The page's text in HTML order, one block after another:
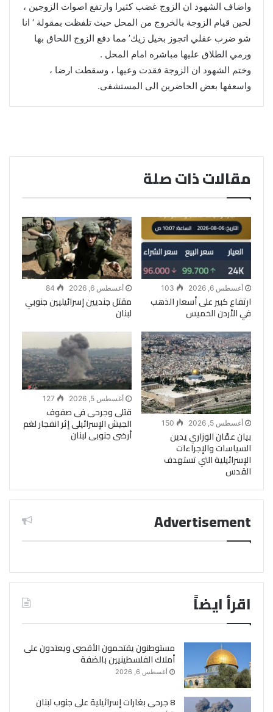
واضاف الشهود ان الزوج غضب كثيرا وارتفع اصوات الزوجين ،
لحين قيام الزوجة بالخروج من المحل حيث تلفظت بمقولة ‘ انا
شو ضرب عقلي اتجوز بخيل زيك’ مما دفع الزوج اللحاق بها
ورمي الطلاق عليها مباشره امام المحل .
وختم الشهود ان الزوجة فقدت وعيها ، وسقطت ارضا ،
واسعفها بعض الحاضرين الى المستشفى.
مقالات ذات صلة
أغسطس 6, 2026 103
ارتفاع كبير على أسعار الذهب
في الأردن الخميس
أغسطس 6, 2026 84
مقتل جنديين إسرائيليين جنوبي
لبنان
أغسطس 5, 2026 150
بيان عمّان الوزاري يدين
السياسات والإجراءات
الإسرائيلية التي تستهدف
القدس
أغسطس 5, 2026 127
قتلى وجرحى فى صفوف
الجيش الإسرائيلى إثر انفجار لغم
أرضى جنوبى لبنان
Advertisement
اقرأ ايضاً
مستوطنون يقتحمون الأقصى ويعتدون على
أملاك الفلسطينيين بالضفة
أغسطس 6, 2026
8 جرحى بغارات إسرائيلية على جنوب لبنان